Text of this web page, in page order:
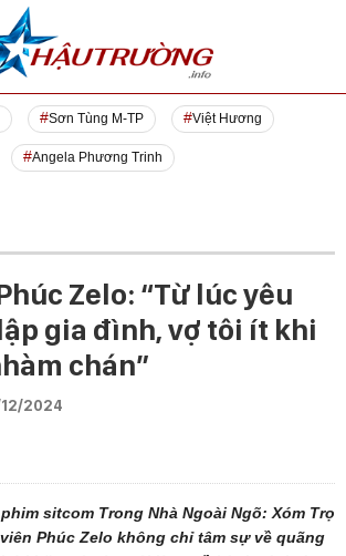
Sơn Tùng M-TP Việt Hương
Angela Phương Trinh
Zelo: “Từ lúc yêu
gia đình, vợ tôi ít khi
chán”
2024
sitcom Trong Nhà Ngoài Ngõ: Xóm Trọ
Phúc Zelo không chỉ tâm sự về quãng